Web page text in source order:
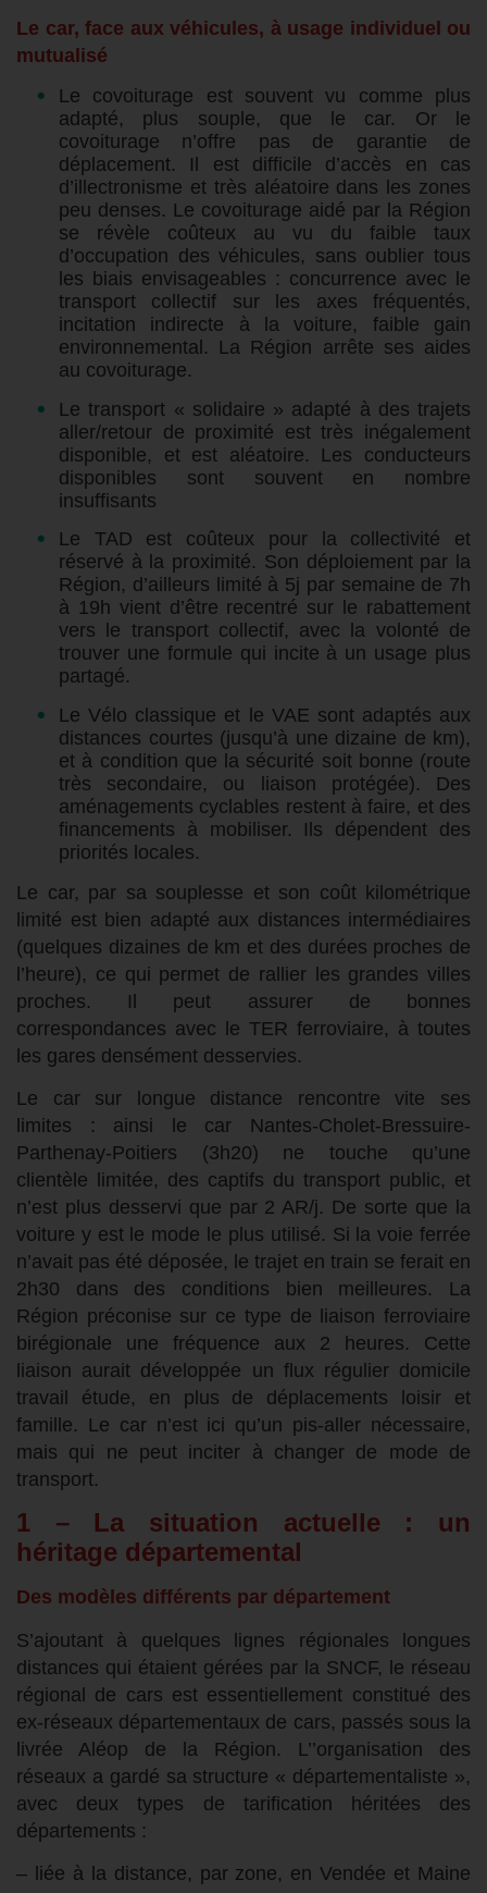
Le car, face aux véhicules, à usage individuel ou
mutualisé
Le covoiturage est souvent vu comme plus
adapté, plus souple, que le car. Or le
covoiturage n’offre pas de garantie de
déplacement. Il est difficile d’accès en cas
d’illectronisme et très aléatoire dans les zones
peu denses. Le covoiturage aidé par la Région
se révèle coûteux au vu du faible taux
d’occupation des véhicules, sans oublier tous
les biais envisageables : concurrence avec le
transport collectif sur les axes fréquentés,
incitation indirecte à la voiture, faible gain
environnemental. La Région arrête ses aides
au covoiturage.
Le transport « solidaire » adapté à des trajets
aller/retour de proximité est très inégalement
disponible, et est aléatoire. Les conducteurs
disponibles sont souvent en nombre
insuffisants
Le TAD est coûteux pour la collectivité et
réservé à la proximité. Son déploiement par la
Région, d’ailleurs limité à 5j par semaine de 7h
à 19h vient d’être recentré sur le rabattement
vers le transport collectif, avec la volonté de
trouver une formule qui incite à un usage plus
partagé.
Le Vélo classique et le VAE sont adaptés aux
distances courtes (jusqu’à une dizaine de km),
et à condition que la sécurité soit bonne (route
très secondaire, ou liaison protégée). Des
aménagements cyclables restent à faire, et des
financements à mobiliser. Ils dépendent des
priorités locales.
Le car, par sa souplesse et son coût kilométrique
limité est bien adapté aux distances intermédiaires
(quelques dizaines de km et des durées proches de
l’heure), ce qui permet de rallier les grandes villes
proches. Il peut assurer de bonnes
correspondances avec le TER ferroviaire, à toutes
les gares densément desservies.
Le car sur longue distance rencontre vite ses
limites : ainsi le car Nantes-Cholet-Bressuire-
Parthenay-Poitiers (3h20) ne touche qu’une
clientèle limitée, des captifs du transport public, et
n’est plus desservi que par 2 AR/j. De sorte que la
voiture y est le mode le plus utilisé. Si la voie ferrée
n’avait pas été déposée, le trajet en train se ferait en
2h30 dans des conditions bien meilleures. La
Région préconise sur ce type de liaison ferroviaire
birégionale une fréquence aux 2 heures. Cette
liaison aurait développée un flux régulier domicile
travail étude, en plus de déplacements loisir et
famille. Le car n’est ici qu’un pis-aller nécessaire,
mais qui ne peut inciter à changer de mode de
transport.
1 – La situation actuelle : un
héritage départemental
Des modèles différents par département
S’ajoutant à quelques lignes régionales longues
distances qui étaient gérées par la SNCF, le réseau
régional de cars est essentiellement constitué des
ex-réseaux départementaux de cars, passés sous la
livrée Aléop de la Région. L’’organisation des
réseaux a gardé sa structure « départementaliste »,
avec deux types de tarification héritées des
départements :
– liée à la distance, par zone, en Vendée et Maine